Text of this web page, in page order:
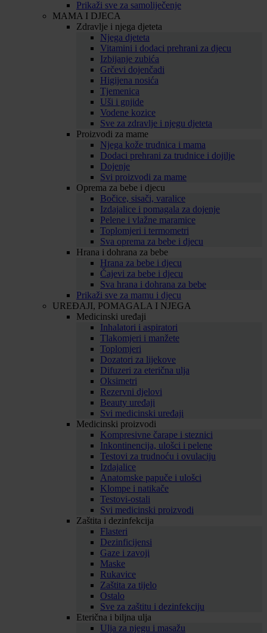
Prikaži sve za samoliječenje
MAMA I DJECA
Zdravlje i njega djeteta
Njega djeteta
Vitamini i dodaci prehrani za djecu
Izbijanje zubića
Grčevi dojenčadi
Higijena nosića
Tjemenica
Uši i gnjide
Vodene kozice
Sve za zdravlje i njegu djeteta
Proizvodi za mame
Njega kože trudnica i mama
Dodaci prehrani za trudnice i dojilje
Dojenje
Svi proizvodi za mame
Oprema za bebe i djecu
Bočice, sisači, varalice
Izdajalice i pomagala za dojenje
Pelene i vlažne maramice
Toplomjeri i termometri
Sva oprema za bebe i djecu
Hrana i dohrana za bebe
Hrana za bebe i djecu
Čajevi za bebe i djecu
Sva hrana i dohrana za bebe
Prikaži sve za mamu i djecu
UREĐAJI, POMAGALA I NJEGA
Medicinski uređaji
Inhalatori i aspiratori
Tlakomjeri i manžete
Toplomjeri
Dozatori za lijekove
Difuzeri za eterična ulja
Oksimetri
Rezervni djelovi
Beauty uređaji
Svi medicinski uređaji
Medicinski proizvodi
Kompresivne čarape i steznici
Inkontinencija, ulošci i pelene
Testovi za trudnoću i ovulaciju
Izdajalice
Anatomske papuče i ulošci
Klompe i natikače
Testovi-ostali
Svi medicinski proizvodi
Zaštita i dezinfekcija
Flasteri
Dezinficijensi
Gaze i zavoji
Maske
Rukavice
Zaštita za tijelo
Ostalo
Sve za zaštitu i dezinfekciju
Eterična i biljna ulja
Ulja za njegu i masažu